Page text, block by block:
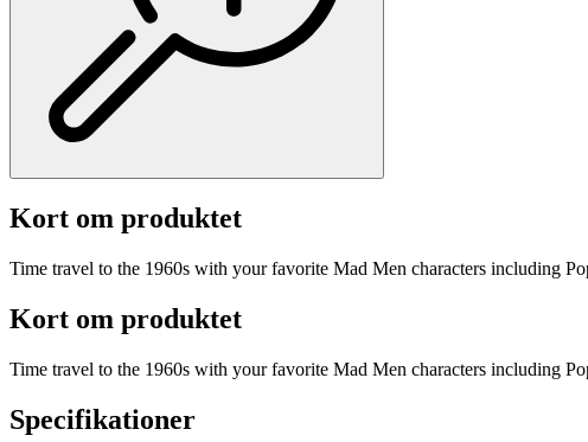
Kort om produktet
Time travel to the 1960s with your favorite Mad Men characters including
Kort om produktet
Time travel to the 1960s with your favorite Mad Men characters including
Specifikationer